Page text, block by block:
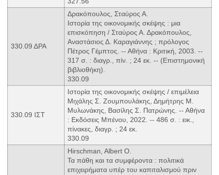
330.09 ΔΡΑ
Δρακόπουλος, Σταύρος Α.
Ιστορία της οικονομικής σκέψης : μια
επισκόπηση / Σταύρος Α. Δρακόπουλος,
Αναστάσιος Δ. Καραγιάννης ; πρόλογος
Πέτρος Γέμπτος. -- Αθήνα : Κριτική, 2003. --
317 σ. : διαγρ., πίν. ; 24 εκ. -- (Επιστημονική
βιβλιοθήκη).
330.09
330.09 ΙΣΤ
Ιστορία της οικονομικής σκέψης / επιμέλεια
Μιχάλης Σ. Ζουμπουλάκης, Δημήτρης Μ.
Μυλωνάκης, Βασίλης Σ. Πατρώνης. -- Αθήνα
: Εκδόσεις Μπένου, 2022. -- 486 σ. : εικ.,
πίνακες, διαγρ. ; 24 εκ.
330.09
Hirschman, Albert O.
Τα πάθη και τα συμφέροντα : πολιτικά
επιχειρήματα υπέρ του καπιταλισμού πριν